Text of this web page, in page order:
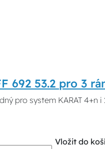
692 53.2 pro 3
pro system KARAT 4+n
Vložit do